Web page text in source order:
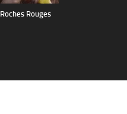
Roches Rouges